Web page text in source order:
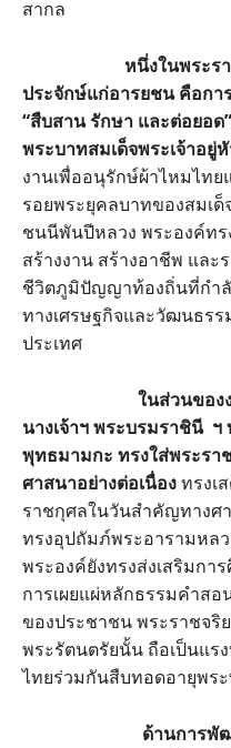
สากล
หนึ่งในพระร
ประจักษ์แก่อารยชน คือก
“สืบสาน รักษา และต่อยอ
พระบาทสมเด็จพระเจ้าอยู่
งานเพื่ออนุรักษ์ผ้าไหมไท
รอยพระยุคลบาทของสมเด็
ชนนีพันปีหลวง พระองค์ทร
สร้างงาน สร้างอาชีพ และ
ชีวิตภูมิปัญญาท้องถิ่นที่กำ
ทางเศรษฐกิจและวัฒนธรร
ประเทศ
ในส่วนของ
นางเจ้าฯ พระบรมราชินี ฯ
พุทธมามกะ ทรงใส่พระร
ศาสนาอย่างต่อเนื่องทรงเ
ราชกุศลในวันสำคัญทางศ
ทรงอุปถัมภ์พระอารามหลว
พระองค์ยังทรงส่งเสริมก
การเผยแผ่หลักธรรมคำสอ
ของประชาชน พระราชจริ
พระรัตนตรัยนั้น ถือเป็นแร
ไทยร่วมกันสืบทอดอายุพร
ด้านการพั